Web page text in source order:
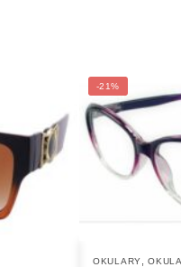
-21%
OKULARY ,